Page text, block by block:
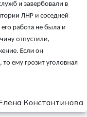
и завербовали в
ЛНР и соседней
работа не была и
отпустили,
Если он
ему грозит уголовная
Константинова